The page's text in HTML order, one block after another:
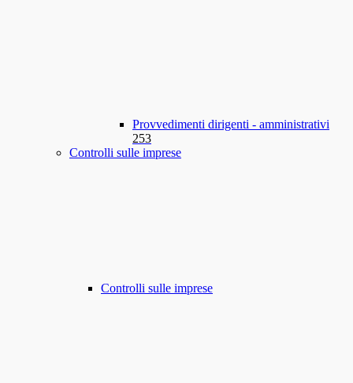
Provvedimenti dirigenti - amministrativi
253
Controlli sulle imprese
Controlli sulle imprese